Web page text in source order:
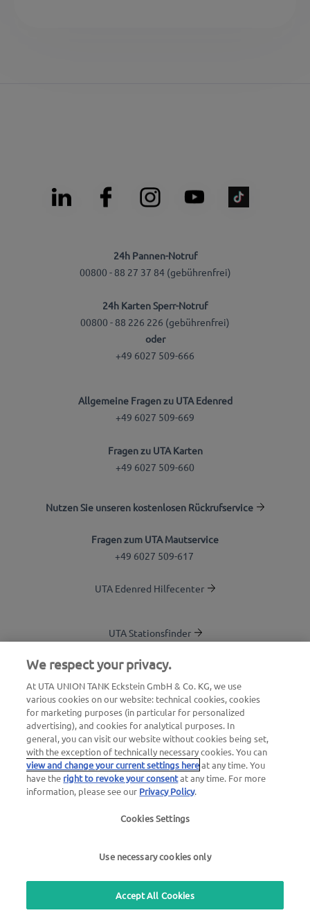
24h Pannen-Notruf
00800 - 88 27 37 84 (gebührenfrei)
24h Karten Sperr-Notruf
00800 - 88 226 226 (gebührenfrei)
oder
+49 6027 509-666
Allgemeine Fragen zu UTA Edenred
+49 6027 509-669
Fragen zu UTA Karten
+49 6027 509-660
Nutzen Sie unseren kostenlosen Rückrufservice
Fragen zum UTA Mautservice
+49 6027 509-617
UTA Edenred Hilfecenter
UTA Stationsfinder
Blog
Login Kundenbereich
Über UTA Edenred
UTA Academy
Datenschutzerklärung |
We respect your privacy.
At UTA UNION TANK Eckstein GmbH & Co. KG, we use
various cookies on our website: technical cookies, cookies
for marketing purposes (in particular for personalized
advertising), and cookies for analytical purposes. In
general, you can visit our website without cookies being set,
with the exception of technically necessary cookies. You can
view and change your current settings hereat any time. You
have the right to revoke your consentat any time. For more
information, please see our Privacy Policy.
Cookies Settings
Use necessary cookies only
Accept All Cookies